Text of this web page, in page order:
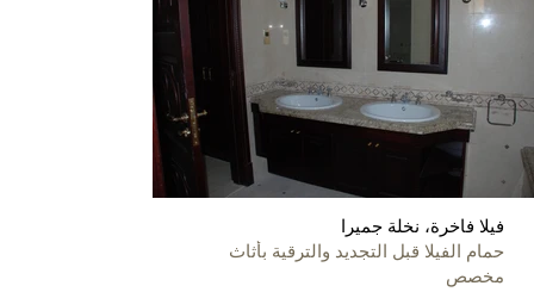
فيلا فاخرة، نخلة جميرا
حمام الفيلا قبل التجديد والترقية بأثاث
مخصص